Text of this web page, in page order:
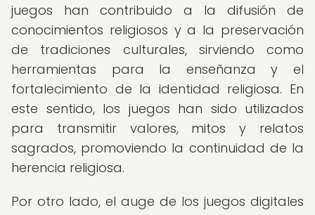
juegos han contribuido a la difusión de
conocimientos religiosos y a la preservación
de tradiciones culturales, sirviendo como
herramientas para la enseñanza y el
fortalecimiento de la identidad religiosa. En
este sentido, los juegos han sido utilizados
para transmitir valores, mitos y relatos
sagrados, promoviendo la continuidad de la
herencia religiosa.
Por otro lado, el auge de los juegos digitales